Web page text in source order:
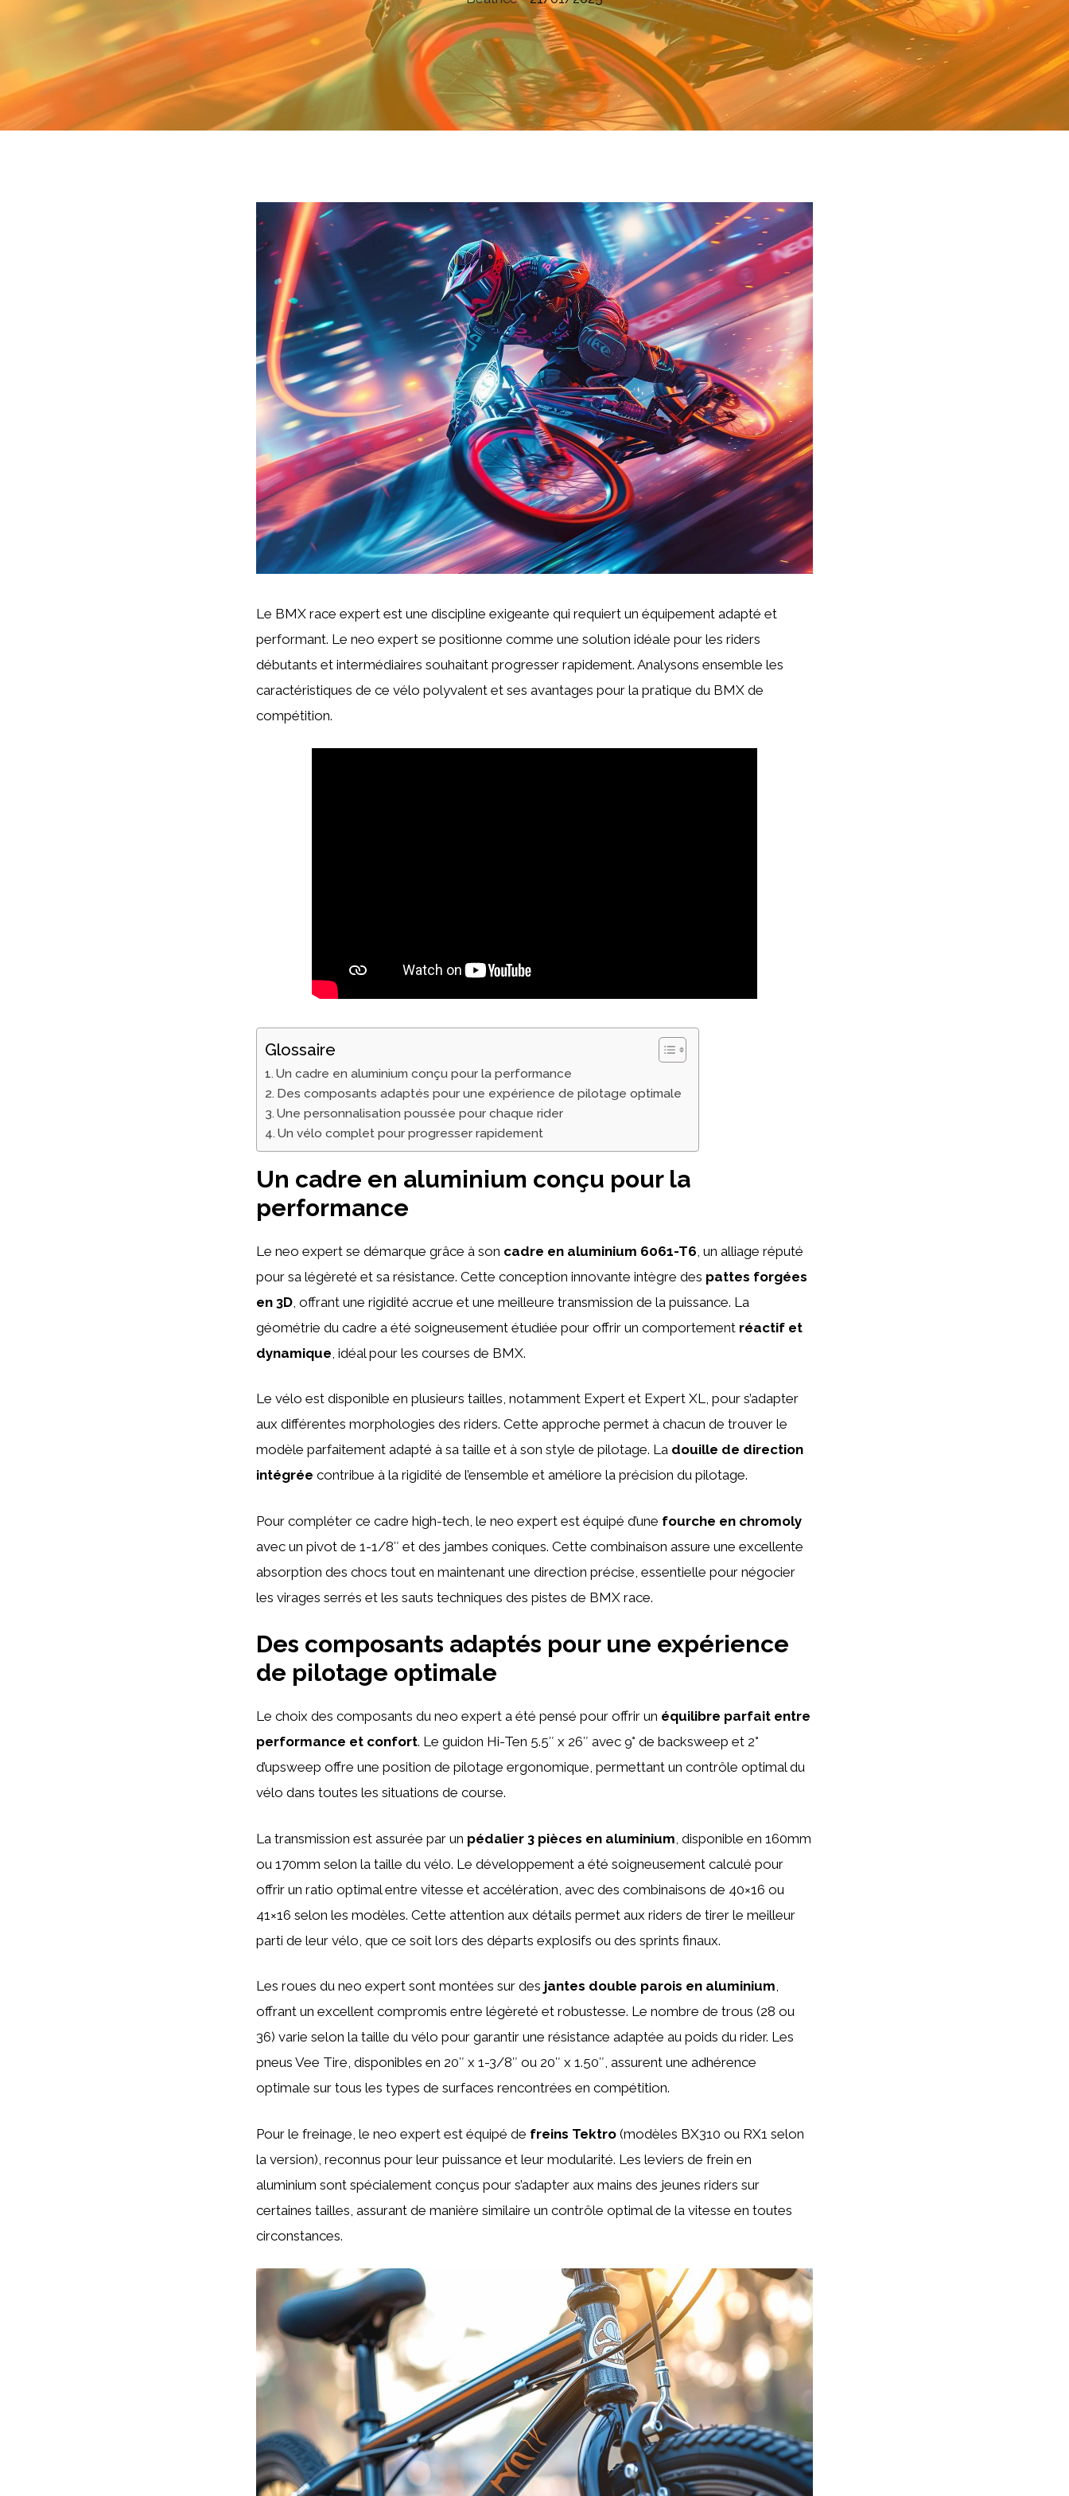
Le BMX race expert est une discipline exigeante qui requiert un équipement adapté et
performant. Le neo expert se positionne comme une solution idéale pour les riders
débutants et intermédiaires souhaitant progresser rapidement. Analysons ensemble les
caractéristiques de ce vélo polyvalent et ses avantages pour la pratique du BMX de
compétition.
Glossaire
Un cadre en aluminium conçu pour la performance
Des composants adaptés pour une expérience de pilotage optimale
Une personnalisation poussée pour chaque rider
Un vélo complet pour progresser rapidement
Un cadre en aluminium conçu pour la
performance
Le neo expert se démarque grâce à son cadre en aluminium 6061-T6 , un alliage réputé
pour sa légèreté et sa résistance. Cette conception innovante intègre des pattes forgées
en 3D , offrant une rigidité accrue et une meilleure transmission de la puissance. La
géométrie du cadre a été soigneusement étudiée pour offrir un comportement réactif et
dynamique , idéal pour les courses de BMX.
Le vélo est disponible en plusieurs tailles, notamment Expert et Expert XL, pour s’adapter
aux différentes morphologies des riders. Cette approche permet à chacun de trouver le
modèle parfaitement adapté à sa taille et à son style de pilotage. La douille de direction
intégrée contribue à la rigidité de l’ensemble et améliore la précision du pilotage.
Pour compléter ce cadre high-tech, le neo expert est équipé d’une fourche en chromoly
avec un pivot de 1-1/8″ et des jambes coniques. Cette combinaison assure une excellente
absorption des chocs tout en maintenant une direction précise, essentielle pour négocier
les virages serrés et les sauts techniques des pistes de BMX race.
Des composants adaptés pour une expérience
de pilotage optimale
Le choix des composants du neo expert a été pensé pour offrir un équilibre parfait entre
performance et confort. Le guidon Hi-Ten 5.5″ x 26″ avec 9° de backsweep et 2°
d’upsweep offre une position de pilotage ergonomique, permettant un contrôle optimal du
vélo dans toutes les situations de course.
La transmission est assurée par un pédalier 3 pièces en aluminium , disponible en 160mm
ou 170mm selon la taille du vélo. Le développement a été soigneusement calculé pour
offrir un ratio optimal entre vitesse et accélération, avec des combinaisons de 40×16 ou
41×16 selon les modèles. Cette attention aux détails permet aux riders de tirer le meilleur
parti de leur vélo, que ce soit lors des départs explosifs ou des sprints finaux.
Les roues du neo expert sont montées sur des jantes double parois en aluminium,
offrant un excellent compromis entre légèreté et robustesse. Le nombre de trous (28 ou
36) varie selon la taille du vélo pour garantir une résistance adaptée au poids du rider. Les
pneus Vee Tire, disponibles en 20″ x 1-3/8″ ou 20″ x 1.50″, assurent une adhérence
optimale sur tous les types de surfaces rencontrées en compétition.
Pour le freinage, le neo expert est équipé de freins Tektro (modèles BX310 ou RX1 selon
la version), reconnus pour leur puissance et leur modularité. Les leviers de frein en
aluminium sont spécialement conçus pour s’adapter aux mains des jeunes riders sur
certaines tailles, assurant de manière similaire un contrôle optimal de la vitesse en toutes
circonstances.